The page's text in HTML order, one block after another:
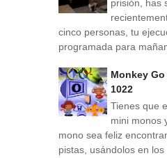
prisión, has
cinco personas, tu
programada para
Monkey
1022
Tienes que
mini monos
mono sea feliz
pistas, usándolos en